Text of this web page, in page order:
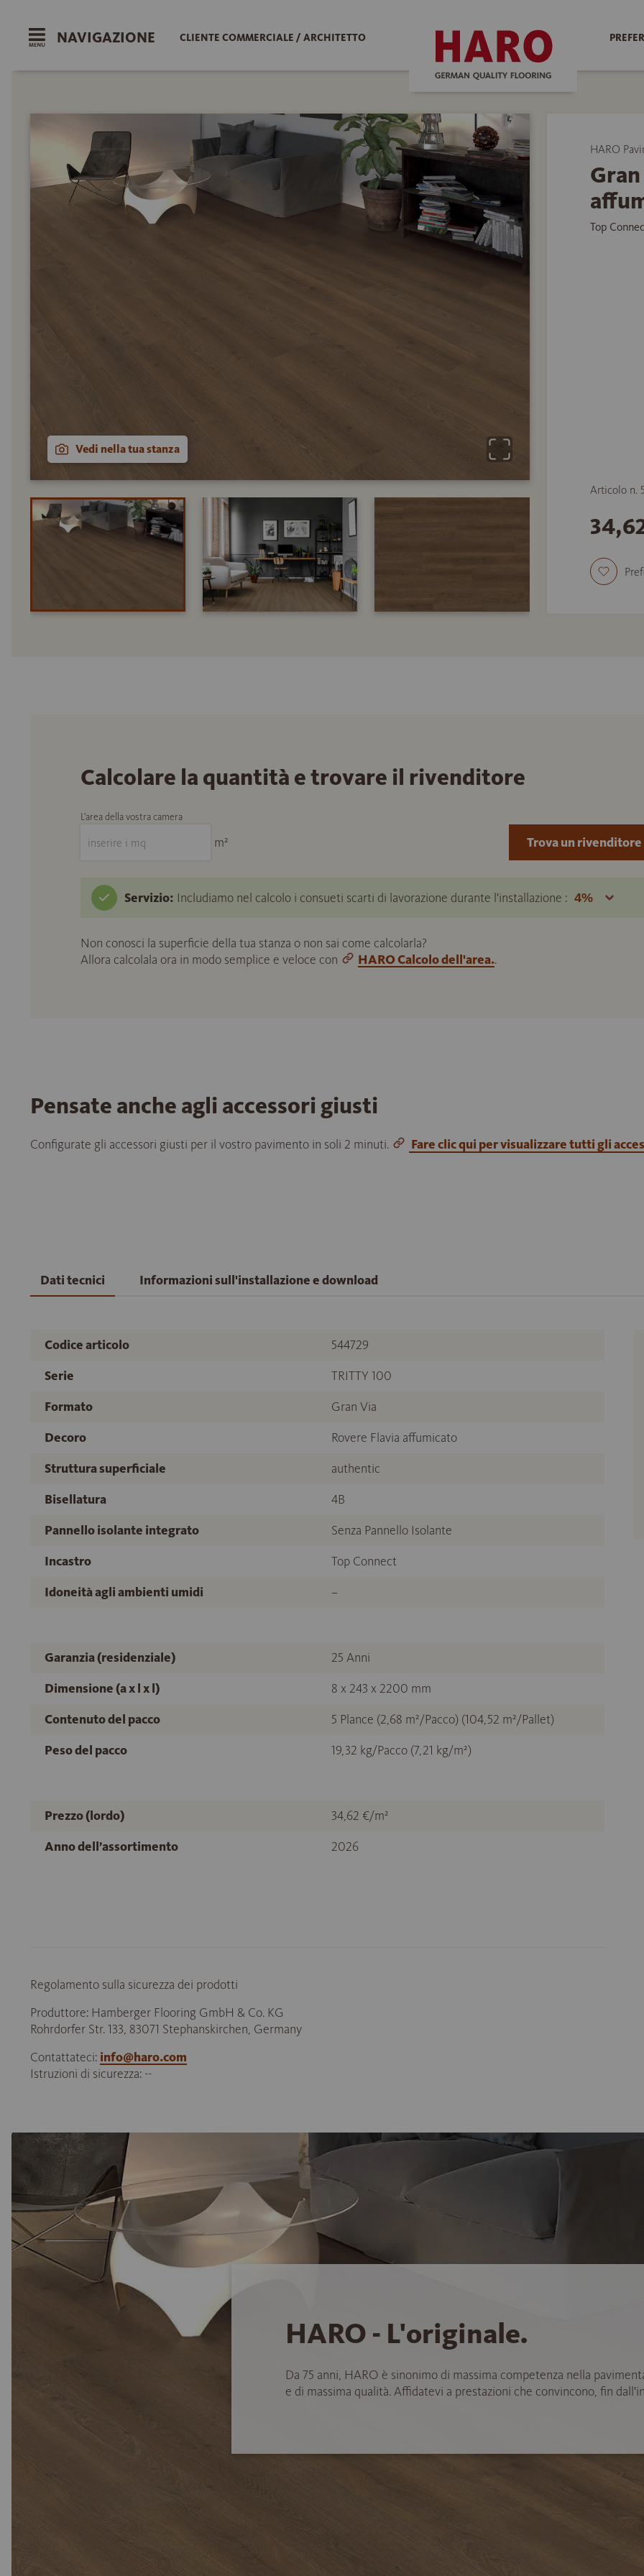
NAVIGAZIONE CLIENTE COMMERCIALE / ARCHITETTO
Vedi nella tua stanza
HARO
Top
Articolo n.
Calcolare la quantità e trovare il rivenditore
L'area della vostra camera
m²
Servizio: Includiamo nel calcolo i consueti scarti di lavorazione durante l'installazione :
Non conosci la superficie della tua stanza o non sai come calcolarla?
Allora calcolala ora in modo semplice e veloce con
HARO Calcolo dell'area..
Trova un rivenditore
Pensate anche agli accessori giusti
Configurate gli accessori giusti per il vostro pavimento in soli 2 minuti. Fare clic qui per visualizzare tutti gli
Dati tecnici Informazioni sull'installazione e download
Codice articolo
544729
Serie
TRITTY 100
Formato
Gran Via
Decoro
Rovere Flavia affumicato
Struttura superficiale
authentic
Bisellatura
4B
Pannello isolante integrato
Senza Pannello Isolante
Incastro
Top Connect
Idoneità agli ambienti umidi
–
Garanzia (residenziale)
25 Anni
Dimensione (a x l x l)
8 x 243 x 2200 mm
Contenuto del pacco
5 Plance (2,68 m²/Pacco) (104,52 m²/Pallet)
Peso del pacco
19,32 kg/Pacco (7,21 kg/m²)
Prezzo (lordo)
34,62 €/m²
Anno dell’assortimento
2026
Regolamento sulla sicurezza dei prodotti
Produttore: Hamberger Flooring GmbH & Co. KG
Rohrdorfer Str. 133, 83071 Stephanskirchen, Germany
Contattateci: info@haro.com
Istruzioni di sicurezza: --
HARO - L'originale.
Da 75 anni, HARO è sinonimo di massima competenza nella
e di massima qualità. Affidatevi a prestazioni che convincono, fin